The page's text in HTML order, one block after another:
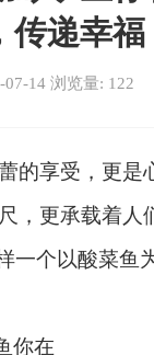
传递幸福
07-14 浏览量: 122
的享受，更是
，更承载着人
一个以酸菜鱼